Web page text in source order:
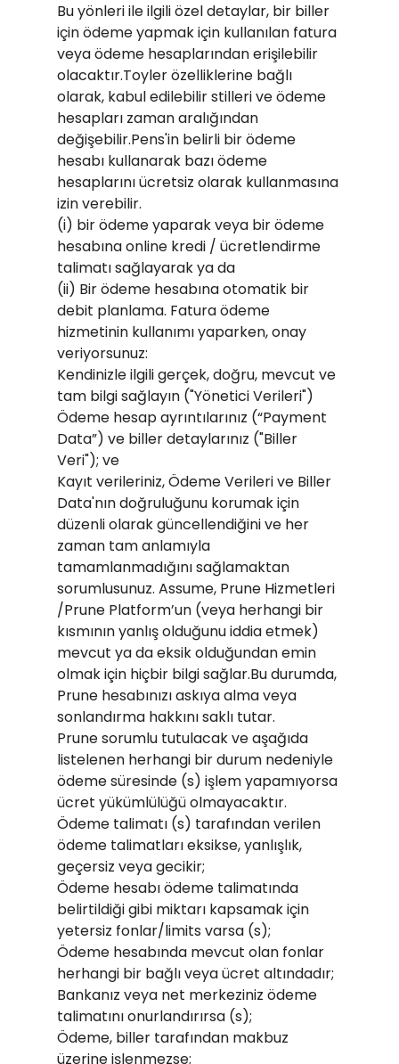
Bu yönleri ile ilgili özel detaylar, bir biller
için ödeme yapmak için kullanılan fatura
veya ödeme hesaplarından erişilebilir
olacaktır.Toyler özelliklerine bağlı
olarak, kabul edilebilir stilleri ve ödeme
hesapları zaman aralığından
değişebilir.Pens'in belirli bir ödeme
hesabı kullanarak bazı ödeme
hesaplarını ücretsiz olarak kullanmasına
izin verebilir.
(i) bir ödeme yaparak veya bir ödeme
hesabına online kredi / ücretlendirme
talimatı sağlayarak ya da
(ii) Bir ödeme hesabına otomatik bir
debit planlama. Fatura ödeme
hizmetinin kullanımı yaparken, onay
veriyorsunuz:
Kendinizle ilgili gerçek, doğru, mevcut ve
tam bilgi sağlayın ("Yönetici Verileri")
Ödeme hesap ayrıntılarınız (“Payment
Data”) ve biller detaylarınız ("Biller
Veri"); ve
Kayıt verileriniz, Ödeme Verileri ve Biller
Data'nın doğruluğunu korumak için
düzenli olarak güncellendiğini ve her
zaman tam anlamıyla
tamamlanmadığını sağlamaktan
sorumlusunuz. Assume, Prune Hizmetleri
/Prune Platform’un (veya herhangi bir
kısmının yanlış olduğunu iddia etmek)
mevcut ya da eksik olduğundan emin
olmak için hiçbir bilgi sağlar.Bu durumda,
Prune hesabınızı askıya alma veya
sonlandırma hakkını saklı tutar.
Prune sorumlu tutulacak ve aşağıda
listelenen herhangi bir durum nedeniyle
ödeme süresinde (s) işlem yapamıyorsa
ücret yükümlülüğü olmayacaktır.
Ödeme talimatı (s) tarafından verilen
ödeme talimatları eksikse, yanlışlık,
geçersiz veya gecikir;
Ödeme hesabı ödeme talimatında
belirtildiği gibi miktarı kapsamak için
yetersiz fonlar/limits varsa (s);
Ödeme hesabında mevcut olan fonlar
herhangi bir bağlı veya ücret altındadır;
Bankanız veya net merkeziniz ödeme
talimatını onurlandırırsa (s);
Ödeme, biller tarafından makbuz
üzerine işlenmezse;